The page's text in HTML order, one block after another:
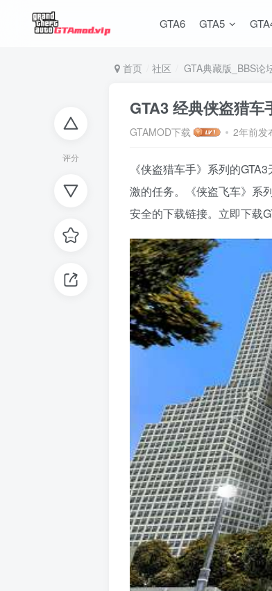
GTA6 GTA5
评分
首页 社区 GTA典藏版_BBS论
GTA3 经典侠盗猎
GTAMOD下载 2年前发
《侠盗猎车手》系列的
激的任务。《侠盗飞车》系
安全的下载链接。立即下载